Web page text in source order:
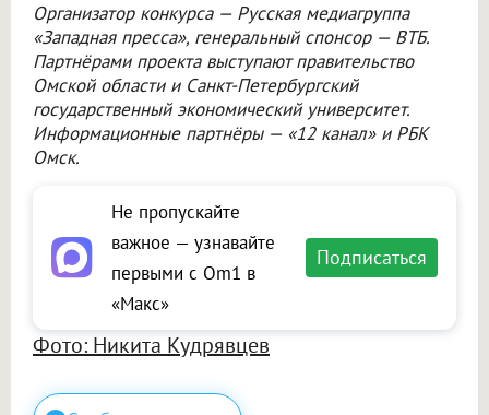
Организатор конкурса — Русская медиагруппа
«Западная пресса», генеральный спонсор — ВТБ.
Партнёрами проекта выступают правительство
Омской области и Санкт-Петербургский
государственный экономический университет.
Информационные партнёры — «12 канал» и РБК
Омск.
Не пропускайте
важное — узнавайте
первыми с Om1 в
«Макс»
Подписаться
Фото: Никита Кудрявцев